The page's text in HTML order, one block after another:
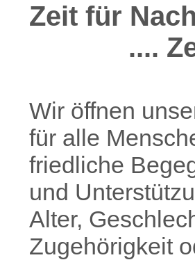
Zeit für
.... Zeit
Wir öffnen
für alle
friedliche
und
Alter,
Zugehörigkeit